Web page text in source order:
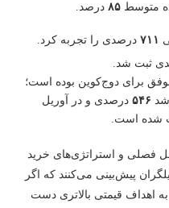
متوسط ۸۵ درصد.
۷۱۱ درصدی را تجربه کرد.
ثبت شد.
برای دوج‌کوین بوده است؛
۵۴۶ درصدی و در آوریل
شده است.
فصلی و استراتژی‌های خرید
پیش‌بینی می‌کنند که اگر
به اهداف قیمتی بالاتری دست